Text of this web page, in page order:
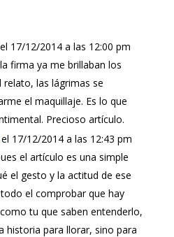
el 17/12/2014 a las 12:00 pm
firma ya me brillaban los
las lágrimas se
el maquillaje. Es lo que
Precioso artículo.
el 17/12/2014 a las 12:43 pm
el artículo es una simple
el gesto y la actitud de ese
el comprobar que hay
tu que saben entenderlo,
historia para llorar, sino para